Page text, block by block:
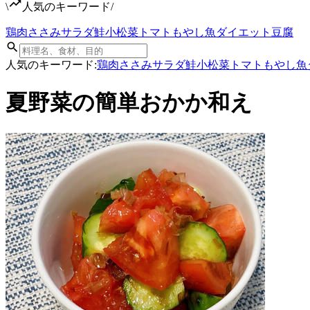
\ 人気のキーワード/
鶏肉ささみサラダ鮭小松菜 トマト もやし魚 ダイエット 豆腐
人気のキーワード:鶏肉ささみサラダ鮭小松菜 トマト もやし魚
夏野菜の簡単おかか和え